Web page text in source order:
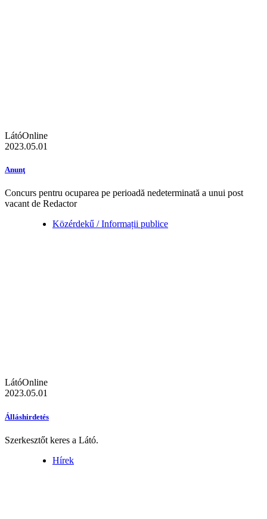
LátóOnline
2023.05.01
Anunţ
Concurs pentru ocuparea pe perioadă nedeterminată a unui post
vacant de Redactor
Közérdekű / Informații publice
LátóOnline
2023.05.01
Álláshirdetés
Szerkesztőt keres a Látó.
Hírek